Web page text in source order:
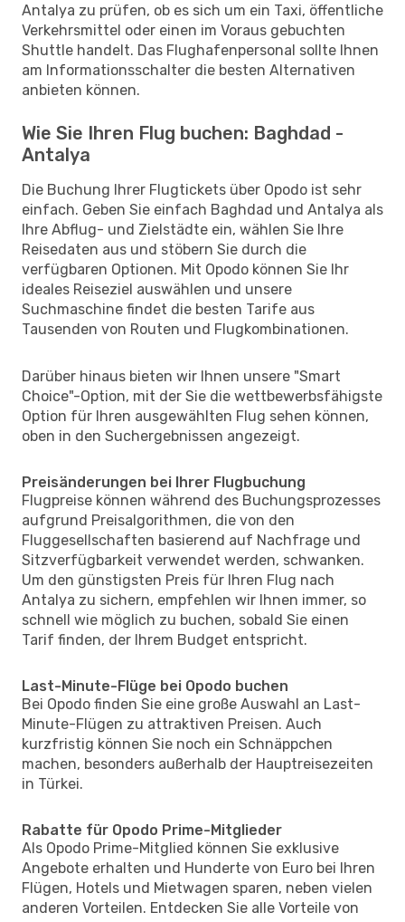
Antalya zu prüfen, ob es sich um ein Taxi, öffentliche
Verkehrsmittel oder einen im Voraus gebuchten
Shuttle handelt. Das Flughafenpersonal sollte Ihnen
am Informationsschalter die besten Alternativen
anbieten können.
Wie Sie Ihren Flug buchen: Baghdad -
Antalya
Die Buchung Ihrer Flugtickets über Opodo ist sehr
einfach. Geben Sie einfach Baghdad und Antalya als
Ihre Abflug- und Zielstädte ein, wählen Sie Ihre
Reisedaten aus und stöbern Sie durch die
verfügbaren Optionen. Mit Opodo können Sie Ihr
ideales Reiseziel auswählen und unsere
Suchmaschine findet die besten Tarife aus
Tausenden von Routen und Flugkombinationen.
Darüber hinaus bieten wir Ihnen unsere "Smart
Choice"-Option, mit der Sie die wettbewerbsfähigste
Option für Ihren ausgewählten Flug sehen können,
oben in den Suchergebnissen angezeigt.
Preisänderungen bei Ihrer Flugbuchung
Flugpreise können während des Buchungsprozesses
aufgrund Preisalgorithmen, die von den
Fluggesellschaften basierend auf Nachfrage und
Sitzverfügbarkeit verwendet werden, schwanken.
Um den günstigsten Preis für Ihren Flug nach
Antalya zu sichern, empfehlen wir Ihnen immer, so
schnell wie möglich zu buchen, sobald Sie einen
Tarif finden, der Ihrem Budget entspricht.
Last-Minute-Flüge bei Opodo buchen
Bei Opodo finden Sie eine große Auswahl an Last-
Minute-Flügen zu attraktiven Preisen. Auch
kurzfristig können Sie noch ein Schnäppchen
machen, besonders außerhalb der Hauptreisezeiten
in Türkei.
Rabatte für Opodo Prime-Mitglieder
Als Opodo Prime-Mitglied können Sie exklusive
Angebote erhalten und Hunderte von Euro bei Ihren
Flügen, Hotels und Mietwagen sparen, neben vielen
anderen Vorteilen. Entdecken Sie alle Vorteile von